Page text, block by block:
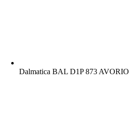
Dalmatica BAL D1P 873 AVORIO